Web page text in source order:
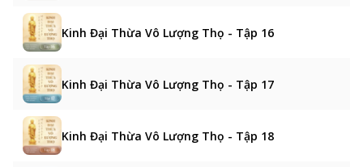
Kinh Đại Thừa Vô Lượng Thọ - Tập 16
Kinh Đại Thừa Vô Lượng Thọ - Tập 17
Kinh Đại Thừa Vô Lượng Thọ - Tập 18